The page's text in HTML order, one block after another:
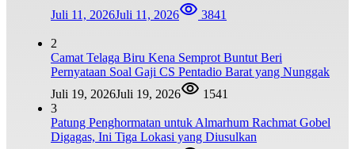
Juli 11, 2026Juli 11, 2026 3841
2
Camat Telaga Biru Kena Semprot Buntut Beri
Pernyataan Soal Gaji CS Pentadio Barat yang Nunggak
Juli 19, 2026Juli 19, 2026
1541
3
Patung Penghormatan untuk Almarhum Rachmat Gobel
Digagas, Ini Tiga Lokasi yang Diusulkan